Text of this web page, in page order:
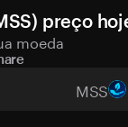
preço
moeda
MSS